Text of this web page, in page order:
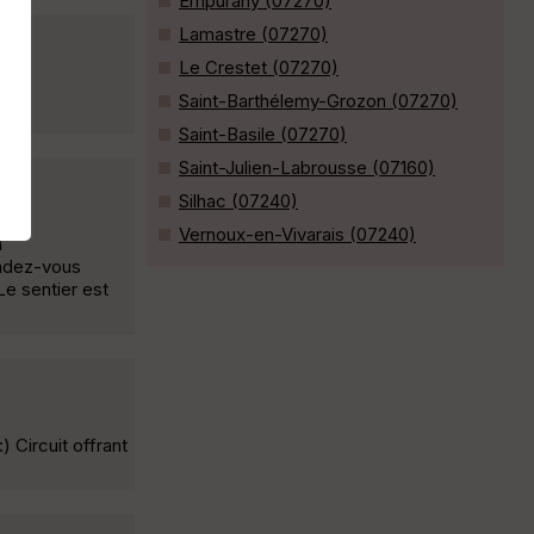
vous
sentier est
Circuit offrant
Lamastre (07270)
Le Crestet (07270)
Saint-Barthélemy-Grozon (07270)
Saint-Basile (07270)
Saint-Julien-Labrousse (07160)
Silhac (07240)
Vernoux-en-Vivarais (07240)